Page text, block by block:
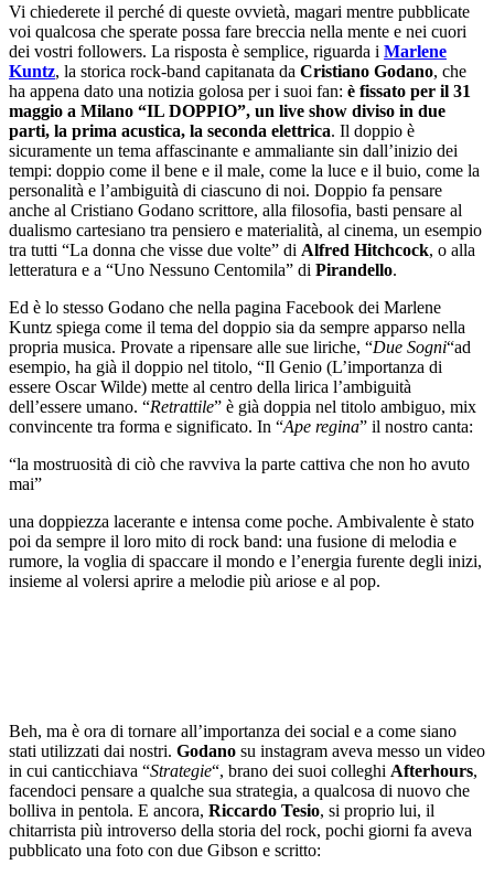
Vi chiederete il perché di queste ovvietà, magari mentre pubblicate
voi qualcosa che sperate possa fare breccia nella mente e nei cuori
dei vostri followers. La risposta è semplice, riguarda i Marlene
Kuntz, la storica rock-band capitanata da Cristiano Godano, che
ha appena dato una notizia golosa per i suoi fan: è fissato per il 31
maggio a Milano “IL DOPPIO”, un live show diviso in due
parti, la prima acustica, la seconda elettrica. Il doppio è
sicuramente un tema affascinante e ammaliante sin dall’inizio dei
tempi: doppio come il bene e il male, come la luce e il buio, come la
personalità e l’ambiguità di ciascuno di noi. Doppio fa pensare
anche al Cristiano Godano scrittore, alla filosofia, basti pensare al
dualismo cartesiano tra pensiero e materialità, al cinema, un esempio
tra tutti “La donna che visse due volte” di Alfred Hitchcock, o alla
letteratura e a “Uno Nessuno Centomila” di Pirandello.
Ed è lo stesso Godano che nella pagina Facebook dei Marlene
Kuntz spiega come il tema del doppio sia da sempre apparso nella
propria musica. Provate a ripensare alle sue liriche, “Due Sogni“ad
esempio, ha già il doppio nel titolo, “Il Genio (L’importanza di
essere Oscar Wilde) mette al centro della lirica l’ambiguità
dell’essere umano. “Retrattile” è già doppia nel titolo ambiguo, mix
convincente tra forma e significato. In “Ape regina” il nostro canta:
“la mostruosità di ciò che ravviva la parte cattiva che non ho avuto
mai”
una doppiezza lacerante e intensa come poche. Ambivalente è stato
poi da sempre il loro mito di rock band: una fusione di melodia e
rumore, la voglia di spaccare il mondo e l’energia furente degli inizi,
insieme al volersi aprire a melodie più ariose e al pop.
Beh, ma è ora di tornare all’importanza dei social e a come siano
stati utilizzati dai nostri. Godano su instagram aveva messo un video
in cui canticchiava “Strategie“, brano dei suoi colleghi Afterhours,
facendoci pensare a qualche sua strategia, a qualcosa di nuovo che
bolliva in pentola. E ancora, Riccardo Tesio, si proprio lui, il
chitarrista più introverso della storia del rock, pochi giorni fa aveva
pubblicato una foto con due Gibson e scritto: